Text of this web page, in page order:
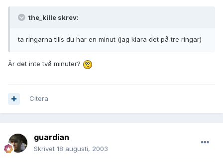
the_kille skrev:
ta ringarna tills du har en minut (jag klara det på tre ringar)
Är det inte två minuter?
Citera
guardian
Skrivet 18 augusti, 2003